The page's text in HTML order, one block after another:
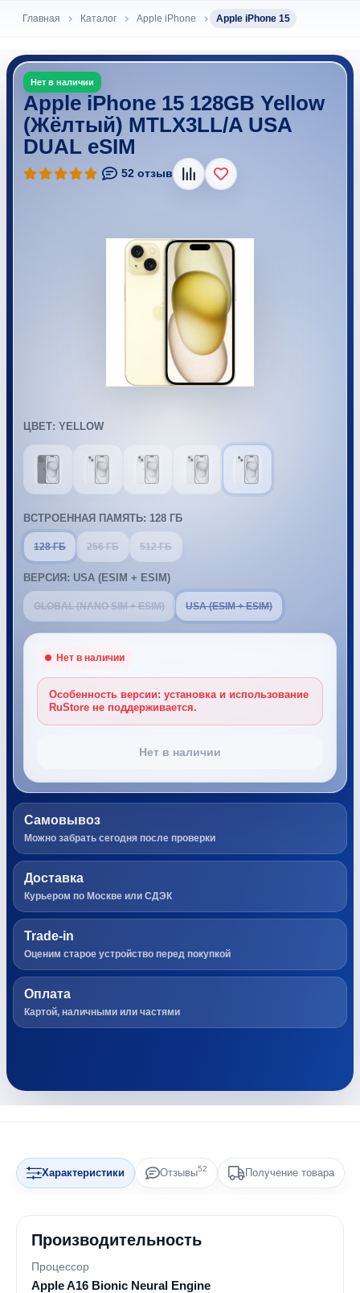
Главная Каталог Apple iPhone Apple iPhone 15
Apple iPhone 15 128GB Yellow
(Жёлтый) MTLX3LL/A USA
DUAL eSIM
52 отзыв В избранное
ЦВЕТ: YELLOW
ВСТРОЕННАЯ ПАМЯТЬ: 128 ГБ
128 ГБ 256 ГБ 512 ГБ
ВЕРСИЯ: USA (ESIM + ESIM)
GLOBAL (NANO SIM + ESIM) USA (ESIM + ESIM)
Особенность версии: установка и использование
RuStore не поддерживается.
Нет в наличии
Самовывоз
Можно забрать сегодня после проверки
Доставка
Курьером по Москве или СДЭК
Trade-in
Оценим старое устройство перед покупкой
Оплата
Картой, наличными или частями
Характеристики Отзывы52 Получение товара
Производительность
Процессор
Apple A16 Bionic Neural Engine